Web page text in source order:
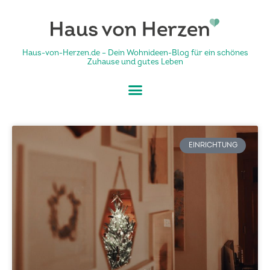
Haus-von-Herzen.de – Dein Wohnideen-Blog für ein schönes
Zuhause und gutes Leben
EINRICHTUNG